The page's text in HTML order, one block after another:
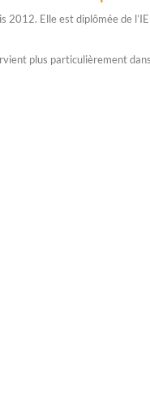
2012. Elle est diplômée de
plus particulièrement